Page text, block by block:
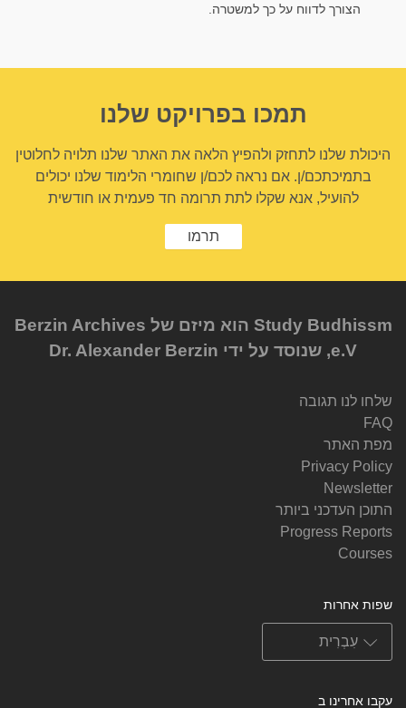
הצורך לדווח על כך למשטרה.
תמכו בפרויקט שלנו
היכולת שלנו לתחזק ולהפיץ הלאה את האתר שלנו תלויה לחלוטין
בתמיכתכם/ן. אם נראה לכם/ן שחומרי הלימוד שלנו יכולים
להועיל, אנא שקלו לתת תרומה חד פעמית או חודשית
תרמו
Study Budhissm הוא מיזם של Berzin Archives
e.V, שנוסד על ידי Dr. Alexander Berzin
שלחו לנו תגובה
FAQ
מפת האתר
Privacy Policy
Newsletter
התוכן העדכני ביותר
Progress Reports
Courses
שפות אחרות
עקבו אחרינו ב